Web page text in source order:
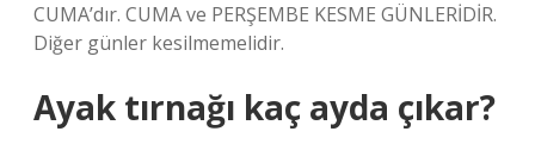
CUMA’dır. CUMA ve PERŞEMBE KESME GÜNLERİDİR.
Diğer günler kesilmemelidir.
Ayak tırnağı kaç ayda çıkar?